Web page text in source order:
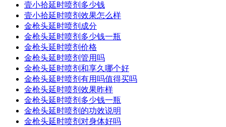
壹小拾延时喷剂多少钱
壹小拾延时喷剂效果怎么样
金枪头延时喷剂成分
金枪头延时喷剂多少钱一瓶
金枪头延时喷剂价格
金枪头延时喷剂管用吗
金枪头延时喷剂和享久哪个好
金枪头延时喷剂有用吗值得买吗
金枪头延时喷剂效果昨样
金枪头延时喷剂多少钱一瓶
金枪头延时喷剂的功效说明
金枪头延时喷剂对身体好吗